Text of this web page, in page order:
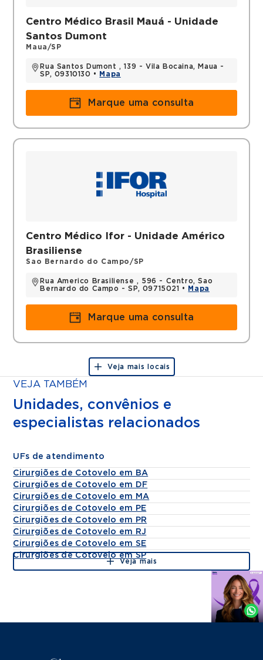
Centro Médico Brasil Mauá - Unidade
Santos Dumont
Maua/SP
Rua Santos Dumont , 139 - Vila Bocaina, Maua -
SP, 09310130 •
Mapa
Marque uma consulta
Centro Médico Ifor - Unidade Américo
Brasiliense
Sao Bernardo do Campo/SP
Rua Americo Brasiliense , 596 - Centro, Sao
Bernardo do Campo - SP, 09715021 •
Mapa
Marque uma consulta
Veja mais locais
VEJA TAMBÉM
Unidades, convênios e
especialistas relacionados
UFs de atendimento
Cirurgiões de Cotovelo em BA
Cirurgiões de Cotovelo em DF
Cirurgiões de Cotovelo em MA
Cirurgiões de Cotovelo em PE
Cirurgiões de Cotovelo em PR
Cirurgiões de Cotovelo em RJ
Cirurgiões de Cotovelo em SE
Cirurgiões de Cotovelo em SP
Veja mais
Agende
Whatsapp